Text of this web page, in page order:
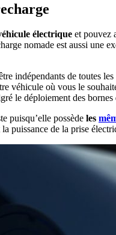
électrique et pouvez
nomade est aussi une
indépendants de
véhicule où vous le
le déploiement des bornes
puisqu’elle possède les
puissance de la prise